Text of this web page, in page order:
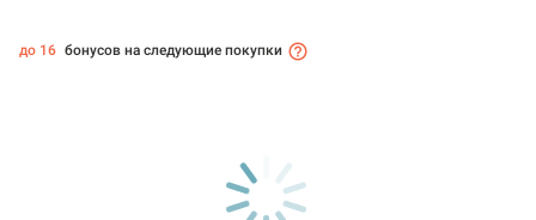
до 16 бонусов на следующие покупки